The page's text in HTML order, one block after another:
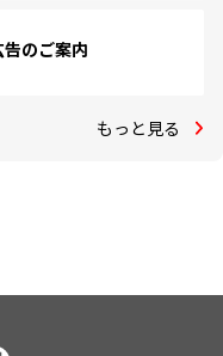
告のご案内
もっと見る